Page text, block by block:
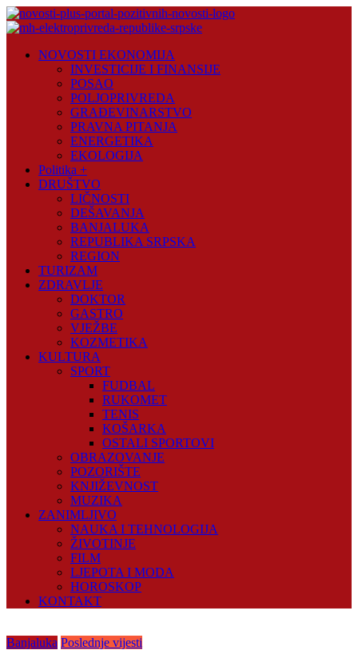
Skip
to
Plus
NOVOSTI EKONOMIJA
INVESTICIJE I FINANSIJE
POSAO
POLJOPRIVREDA
GRAĐEVINARSTVO
PRAVNA PITANJA
ENERGETIKA
EKOLOGIJA
Politika +
DRUŠTVO
LIČNOSTI
DEŠAVANJA
BANJALUKA
REPUBLIKA SRPSKA
REGION
TURIZAM
ZDRAVLJE
DOKTOR
GASTRO
VJEŽBE
KOZMETIKA
KULTURA
SPORT
FUDBAL
RUKOMET
TENIS
KOŠARKA
OSTALI SPORTOVI
OBRAZOVANJE
POZORIŠTE
KNJIŽEVNOST
MUZIKA
ZANIMLJIVO
NAUKA I TEHNOLOGIJA
ŽIVOTINJE
FILM
LJEPOTA I MODA
HOROSKOP
KONTAKT
Banjaluka Poslednje vijesti